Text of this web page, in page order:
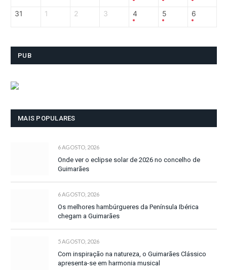
31 1 2 3 4 5 6
PUB
MAIS POPULARES
6 AGOSTO, 2026
Onde ver o eclipse solar de 2026 no concelho de
Guimarães
6 AGOSTO, 2026
Os melhores hambúrgueres da Península Ibérica
chegam a Guimarães
5 AGOSTO, 2026
Com inspiração na natureza, o Guimarães Clássico
apresenta-se em harmonia musical